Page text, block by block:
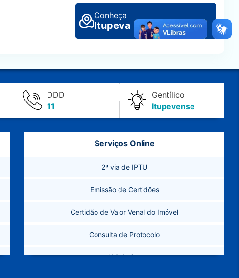
Conheça
Itupeva
DDD
11
Gentílico
Itupevense
Serviços Online
2ª via de IPTU
Emissão de Certidões
Certidão de Valor Venal do Imóvel
Consulta de Protocolo
ISS Online